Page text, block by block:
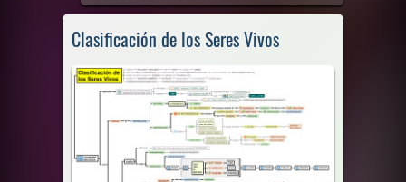
Clasificación de los Seres Vivos